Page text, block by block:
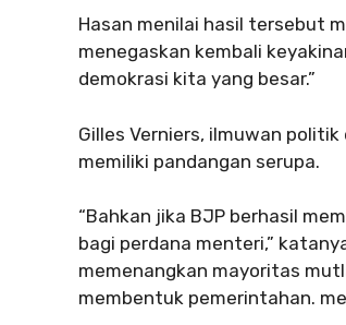
Hasan menilai hasil tersebut
menegaskan kembali
demokrasi kita yang besar.”
Gilles Verniers, ilmuwan
memiliki pandangan serupa.
“Bahkan jika BJP berhasil
bagi perdana menteri,”
memenangkan mayoritas
membentuk pemerintahan.